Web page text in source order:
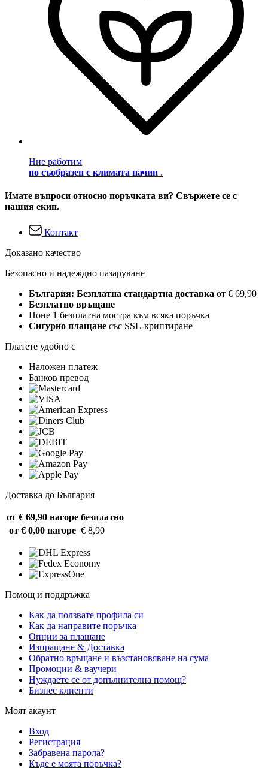
Ние работим
по съобразен с климата начин .
Имате въпроси относно поръчката ви? Свържете се с
нашия екип.
Контакт
Доказано качество
Безопасно и надеждно пазаруване
България: Безплатна стандартна доставка от € 69,90
Безплатно връщане
Поне 1 безплатна мостра към всяка поръчка
Сигурно плащане със SSL-криптиране
Платете удобно с
Наложен платеж
Банков превод
Доставка до България
от € 69,90 нагоре безплатно
от € 0,00 нагоре € 8,90
Помощ и поддръжка
Как да ползвате профила си
Как да направите поръчка
Опции за плащане
Изпращане & Доставка
Обратно връщане и възстановяване на сума
Промоции & ваучери
Нуждаете се от допълнителна помощ?
Бизнес клиенти
Моят акаунт
Вход
Регистрация
Забравена парола?
Къде е моята поръчка?